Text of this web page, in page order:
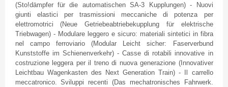
(Sto!dämpfer fürdie automatischenSA-3 Kupplungen) -
Nuovi
giunti
elastici per trasmissioni meccaniche di potenzaper
elettromotrici (Neue Getriebeabtriebekupplung für
elektrische
Triebwagen) - Modulare leggeroe sicuro: materiali sintetici in fibra
nel
campo ferroviario(Modular Leicht sicher:
Faserverbund
Kunststoffe im Schienenverkehr) - Casse di rotabili innovative in
costruzione leggeraper il treno di nuova generazione (Innovativer
Leichtbau Wagenkastendes Next Generation Train) - Il carrello
meccatronico.Sviluppi recenti (Das mechatronisches Fahrwerk.